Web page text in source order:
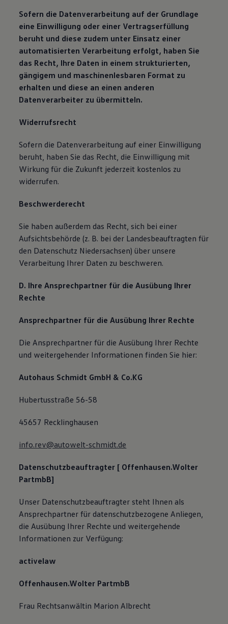
Sofern die Datenverarbeitung auf der Grundlage
eine Einwilligung oder einer Vertragserfüllung
beruht und diese zudem unter Einsatz einer
automatisierten Verarbeitung erfolgt, haben Sie
das Recht, Ihre Daten in einem strukturierten,
gängigem und maschinenlesbaren Format zu
erhalten und diese an einen anderen
Datenverarbeiter zu übermitteln.
Widerrufsrecht
Sofern die Datenverarbeitung auf einer Einwilligung
beruht, haben Sie das Recht, die Einwilligung mit
Wirkung für die Zukunft jederzeit kostenlos zu
widerrufen.
Beschwerderecht
Sie haben außerdem das Recht, sich bei einer
Aufsichtsbehörde (z. B. bei der Landesbeauftragten für
den Datenschutz Niedersachsen) über unsere
Verarbeitung Ihrer Daten zu beschweren.
D. Ihre Ansprechpartner für die Ausübung Ihrer
Rechte
Ansprechpartner für die Ausübung Ihrer Rechte
Die Ansprechpartner für die Ausübung Ihrer Rechte
und weitergehender Informationen finden Sie hier:
Autohaus Schmidt GmbH & Co.KG
Hubertusstraße 56-58
45657 Recklinghausen
info.rev@autowelt-schmidt.de
Datenschutzbeauftragter [ Offenhausen.Wolter
PartmbB]
Unser Datenschutzbeauftragter steht Ihnen als
Ansprechpartner für datenschutzbezogene Anliegen,
die Ausübung Ihrer Rechte und weitergehende
Informationen zur Verfügung:
activelaw
Offenhausen.Wolter PartmbB
Frau Rechtsanwältin Marion Albrecht